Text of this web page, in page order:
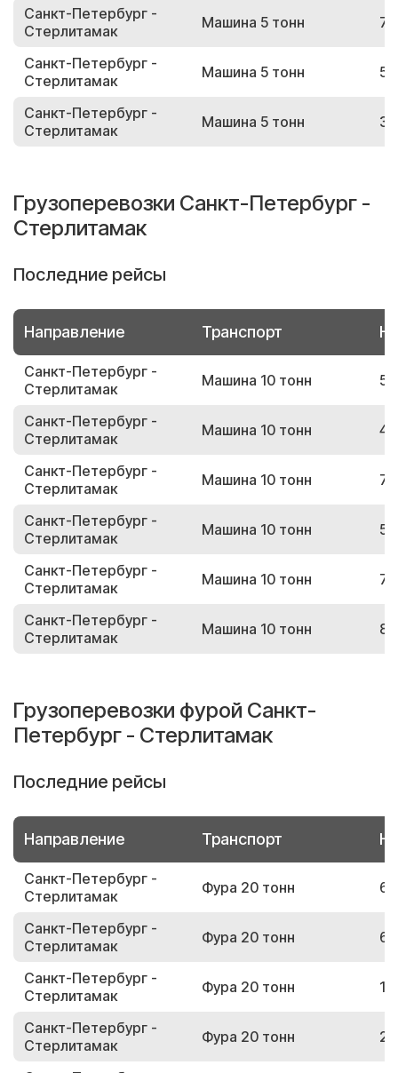
Санкт-Петербург -
Стерлитамак
Машина 5 тонн
Санкт-Петербург -
Стерлитамак
Машина 5 тонн
Санкт-Петербург -
Стерлитамак
Машина 5 тонн
Грузоперевозки Санкт-Петербург -
Стерлитамак
Последние рейсы
Направление Транспорт
Санкт-Петербург -
Стерлитамак
Машина 10 тонн
Санкт-Петербург -
Стерлитамак
Машина 10 тонн
Санкт-Петербург -
Стерлитамак
Машина 10 тонн
Санкт-Петербург -
Стерлитамак
Машина 10 тонн
Санкт-Петербург -
Стерлитамак
Машина 10 тонн
Санкт-Петербург -
Стерлитамак
Машина 10 тонн
Грузоперевозки фурой Санкт-
Петербург - Стерлитамак
Последние рейсы
Направление Транспорт
Санкт-Петербург -
Стерлитамак
Фура 20 тонн
Санкт-Петербург -
Стерлитамак
Фура 20 тонн
Санкт-Петербург -
Стерлитамак
Фура 20 тонн
Санкт-Петербург -
Стерлитамак
Фура 20 тонн